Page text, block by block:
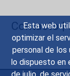
Esta web
optimizar el
personal de los
lo dispuesto en
Contacto|